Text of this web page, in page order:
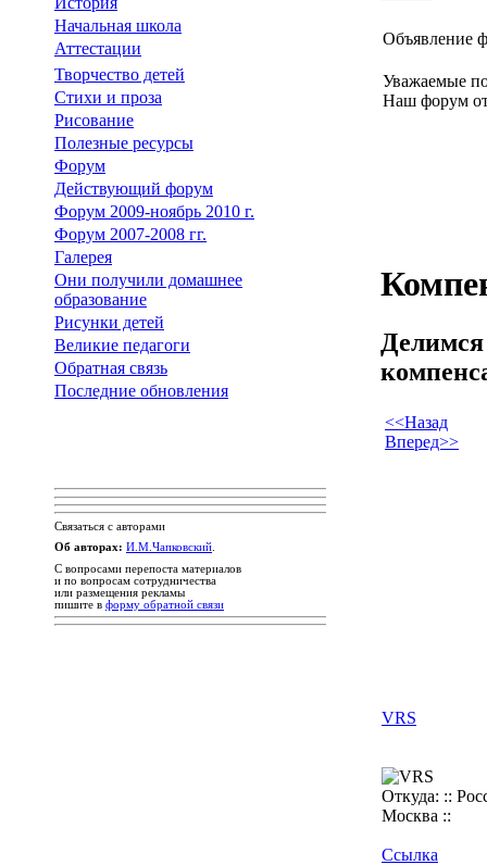
Начальная школа
Аттестации
Творчество детей
Стихи и проза
Рисование
Полезные ресурсы
Форум
Действующий форум
Форум 2009-ноябрь 2010 г.
Форум 2007-2008 гг.
Галерея
Они получили домашнее
образование
Рисунки детей
Великие педагоги
Обратная связь
Последние обновления
Связаться с авторами
Об авторах: И.М.Чапковский
С вопросами перепоста материалов
и по вопросам сотрудничества
или размещения рекламы
пишите в форму обратной связи
Объявление
Уважаемые
Наш форум
<<Назад
Вперед>>
VRS
Откуда: ::
Москва ::
Ссылка